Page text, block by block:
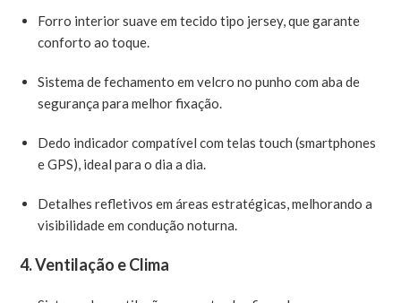
Forro interior suave em tecido tipo jersey, que garante
conforto ao toque.
Sistema de fechamento em velcro no punho com aba de
segurança para melhor fixação.
Dedo indicador compatível com telas touch (smartphones
e GPS), ideal para o dia a dia.
Detalhes refletivos em áreas estratégicas, melhorando a
visibilidade em condução noturna.
4.Ventilação e Clima